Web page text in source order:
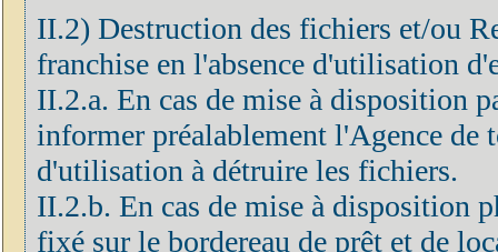
II.2) Destruction des fichiers et/ou
franchise en l'absence d'utilisation
II.2.a. En cas de mise à disposition
informer préalablement l'Agence de
d'utilisation à détruire les fichiers.
II.2.b. En cas de mise à disposition
fixé sur le bordereau de prêt et de